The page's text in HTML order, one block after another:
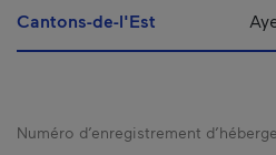
Cantons-de-l'Est
Numéro d’enregistrement